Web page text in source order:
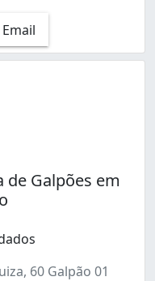
Email
Galpões em
60 Galpão 01